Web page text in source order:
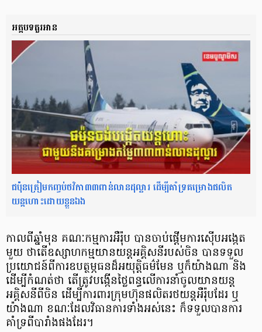
អត្តបទគួរអាន
ជប៉ុនត្រៀមកញ្ចប់ថវិកា៣៣ពាន់លានដុល្លារ ដើម្បីគាំទ្រគម្រោងផលិត
យន្តហោះដោយខ្លួនឯង
កាលពីឆ្នាំមុន គណៈកម្មការអឺរ៉ុប បានចាប់ផ្ដើមការស៊ើបអង្កេត
មួយ ថាតើឧស្សាហកម្មយានយន្តអគ្គិសនីរបស់ចិន បានទទួល
ប្រយោជន៍ពីការឧបត្ថម្ភធនដ៏អយុត្តិធម៌មែន ឬក៏យ៉ាងណា និង
ដើម្បីកំណត់ថា តើត្រូវបង្កើនថ្លៃពន្ធលើការនាំចូលយានយន្ត
អគ្គិសនីពីចិន ដើម្បីការពារក្រុមហ៊ុនផលិតរថយន្តអឺរ៉ុបដែរ ឬ
យ៉ាងណា ខណៈដែលវិធានការទាំងអស់នេះ ក៏ទទួលបានការ
គាំទ្រពីបារាំងផងដែរ។